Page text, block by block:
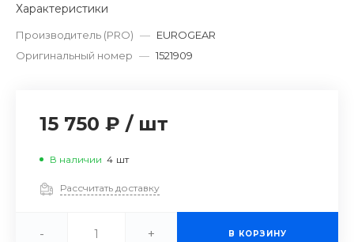
Характеристики
Производитель (PRO) — EUROGEAR
Оригинальный номер — 1521909
15 750 ₽ / шт
В наличии 4 шт
Рассчитать доставку
- + В КОРЗИНУ